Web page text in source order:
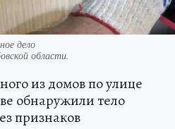
дело
области.
из домов по улице
обнаружили тело
признаков